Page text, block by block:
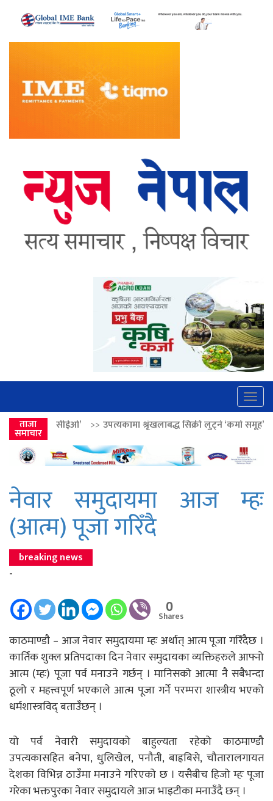
ताजा
समाचार
>>उपत्यकामा श्रृंखलाबद्ध सिक्री लुट्ने ‘कर्मा समूह’का नाइकेसहित पाँच
नेवार समुदायमा आज म्हः
(आत्म) पूजा गरिँदै
breaking news
-
0
Shares
काठमाण्डाै – आज नेवार समुदायमा म्हः अर्थात् आत्म पूजा गरिँदैछ ।
कार्तिक शुक्ल प्रतिपदाका दिन नेवार समुदायका व्यक्तिहरुले आफ्नो
आत्म (म्हः) पूजा पर्व मनाउने गर्छन् । मानिसको आत्मा नै सबैभन्दा
ठूलो र महत्त्वपूर्ण भएकाले आत्म पूजा गर्ने परम्परा शास्त्रीय भएको
धर्मशास्त्रविद् बताउँछन् ।
यो पर्व नेवारी समुदायको बाहुल्यता रहेको काठमाण्डौ
उपत्यकासहित बनेपा, धुलिखेल, पनौती, बाह्रबिसे, चौतारालगायत
देशका विभिन्न ठाउँमा मनाउने गरिएको छ । यसैबीच हिजो म्हः पूजा
गरेका भक्तपुरका नेवार समुदायले आज भाइटीका मनाउँदै छन् ।